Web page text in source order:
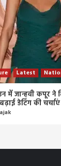
Latest
में जान्हवी कपूर
डेटिंग की चर्चाएं